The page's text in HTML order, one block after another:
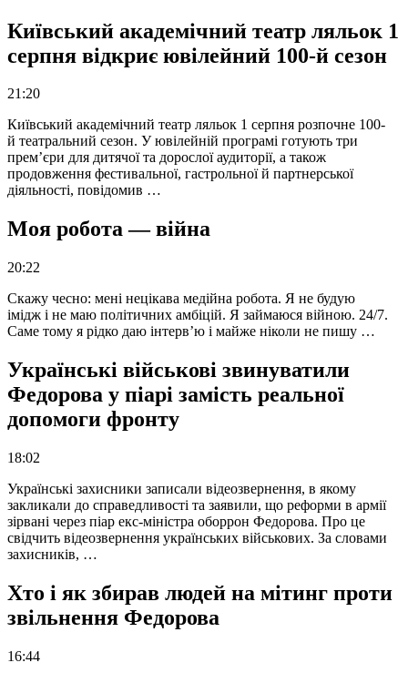
Київський академічний театр ляльок 1
серпня відкриє ювілейний 100-й сезон
21:20
Київський академічний театр ляльок 1 серпня розпочне 100-
й театральний сезон. У ювілейній програмі готують три
прем’єри для дитячої та дорослої аудиторії, а також
продовження фестивальної, гастрольної й партнерської
діяльності, повідомив …
Моя робота — війна
20:22
Скажу чесно: мені нецікава медійна робота. Я не будую
імідж і не маю політичних амбіцій. Я займаюся війною. 24/7.
Саме тому я рідко даю інтерв’ю і майже ніколи не пишу …
Українські військові звинуватили
Федорова у піарі замість реальної
допомоги фронту
18:02
Українські захисники записали відеозвернення, в якому
закликали до справедливості та заявили, що реформи в армії
зірвані через піар екс-міністра оборрон Федорова. Про це
свідчить відеозвернення українських військових. За словами
захисників, …
Хто і як збирав людей на мітинг проти
звільнення Федорова
16:44